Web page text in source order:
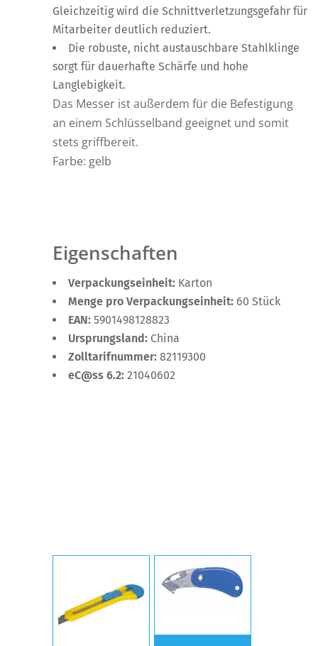
Gleichzeitig wird die Schnittverletzungsgefahr für
Mitarbeiter deutlich reduziert.
Die robuste, nicht austauschbare Stahlklinge
sorgt für dauerhafte Schärfe und hohe
Langlebigkeit.
Das Messer ist außerdem für die Befestigung
an einem Schlüsselband geeignet und somit
stets griffbereit.
Farbe: gelb
Eigenschaften
Verpackungseinheit: Karton
Menge pro Verpackungseinheit: 60 Stück
EAN: 5901498128823
Ursprungsland: China
Zolltarifnummer: 82119300
eC@ss 6.2: 21040602